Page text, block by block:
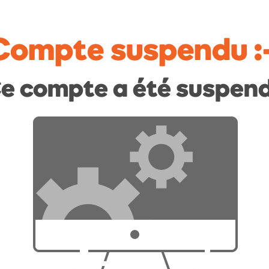
suspendu
compte a été